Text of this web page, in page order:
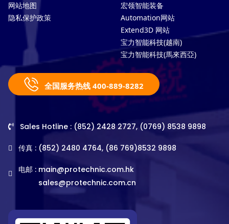
网站地图
隐私保护政策
宏领智能装备
Automation网站
Extend3D 网站
宝力智能科技(越南)
宝力智能科技(馬來西亞)
全国服务热线 400-889-8282
Sales Hotline : (852) 2428 2727, (0769) 8538 9898
传真 : (852) 2480 4764, (86 769)8532 9898
电邮 : main@protechnic.com.hk
sales@protechnic.com.cn